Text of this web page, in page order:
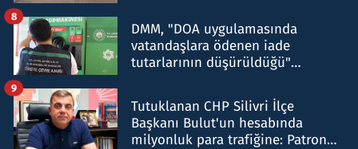
DMM, "DOA uygulamasında
vatandaşlara ödenen iade
tutarlarının düşürüldüğü"
8
Tutuklanan CHP Silivri İlçe
Başkanı Bulut'un hesabında
milyonluk para trafiğine: Patron
9